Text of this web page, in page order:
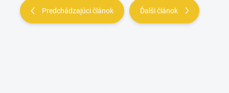
Predchádzajúci článok Ďalší článok